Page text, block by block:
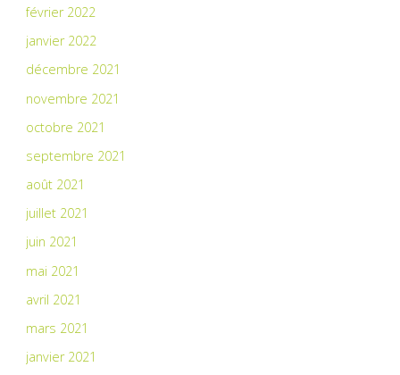
février 2022
janvier 2022
décembre 2021
novembre 2021
octobre 2021
septembre 2021
août 2021
juillet 2021
juin 2021
mai 2021
avril 2021
mars 2021
janvier 2021